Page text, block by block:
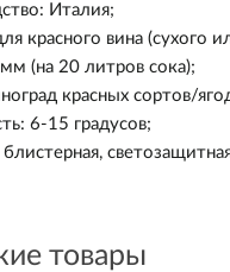
Италия;
красного вина (сухого
(на 20 литров сока);
красных сортов/
6-15 градусов;
блистерная,
товары